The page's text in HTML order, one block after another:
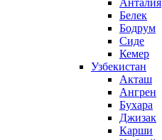
Белек
Бодрум
Сиде
Кемер
Узбекистан
Акташ
Ангрен
Бухара
Джизак
Карши